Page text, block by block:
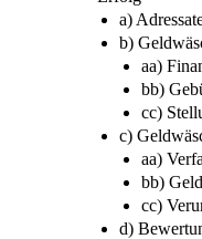
a)
b)
aa)
bb)
cc)
c)
aa)
bb)
cc)
d)